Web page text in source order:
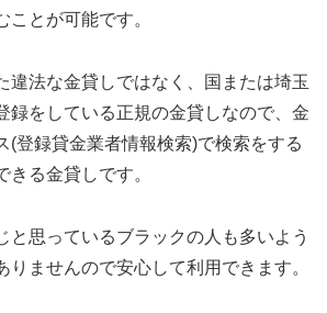
ことが可能です。
違法な金貸しではなく、国または埼玉
録をしている正規の金貸しなので、金
(登録貸金業者情報検索)で検索をする
きる金貸しです。
と思っているブラックの人も多いよう
りませんので安心して利用できます。